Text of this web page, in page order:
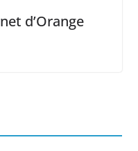
d’Orange